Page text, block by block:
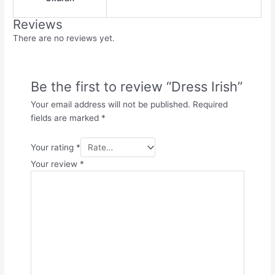
Reviews
There are no reviews yet.
Be the first to review “Dress Irish”
Your email address will not be published. Required
fields are marked *
Your rating *
Your review *